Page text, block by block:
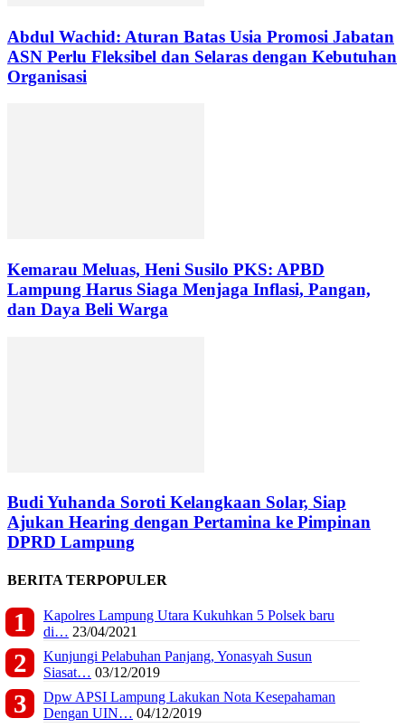
Abdul Wachid: Aturan Batas Usia Promosi Jabatan
ASN Perlu Fleksibel dan Selaras dengan Kebutuhan
Organisasi
Kemarau Meluas, Heni Susilo PKS: APBD
Lampung Harus Siaga Menjaga Inflasi, Pangan,
dan Daya Beli Warga
Budi Yuhanda Soroti Kelangkaan Solar, Siap
Ajukan Hearing dengan Pertamina ke Pimpinan
DPRD Lampung
BERITA TERPOPULER
Kapolres Lampung Utara Kukuhkan 5 Polsek baru
di… 23/04/2021
Kunjungi Pelabuhan Panjang, Yonasyah Susun
Siasat… 03/12/2019
Dpw APSI Lampung Lakukan Nota Kesepahaman
Dengan UIN… 04/12/2019